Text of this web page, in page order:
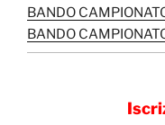
BANDO
BANDO